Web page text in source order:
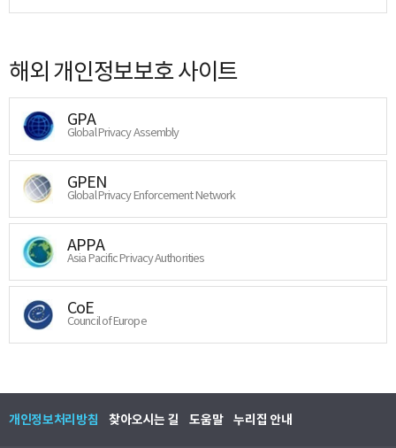
해외 개인정보보호 사이트
GPA
Global Privacy Assembly
GPEN
Global Privacy Enforcement Network
APPA
Asia Pacific Privacy Authorities
CoE
Council of Europe
개인정보처리방침 찾아오시는 길 도움말 누리집 안내